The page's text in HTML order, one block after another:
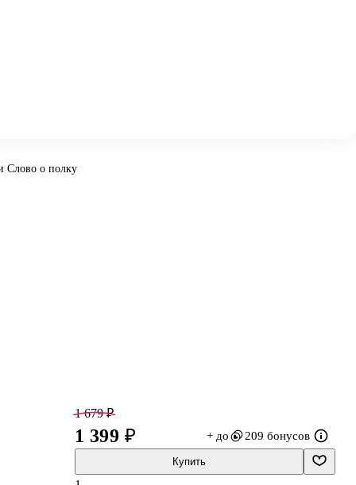
Слово о полку
1 679 ₽
1 399 ₽ + до 209 бонусов
Купить